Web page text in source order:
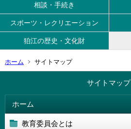
相談・手続き
スポーツ・レクリエーション
狛江の歴史・文化財
ホーム サイトマップ
サイトマップ
ホーム
教育委員会とは